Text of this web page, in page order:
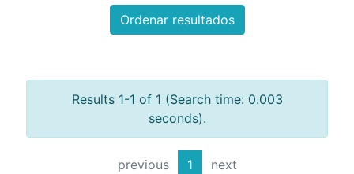
Ordenar resultados
Results 1-1 of 1 (Search time: 0.003
seconds).
previous 1 next